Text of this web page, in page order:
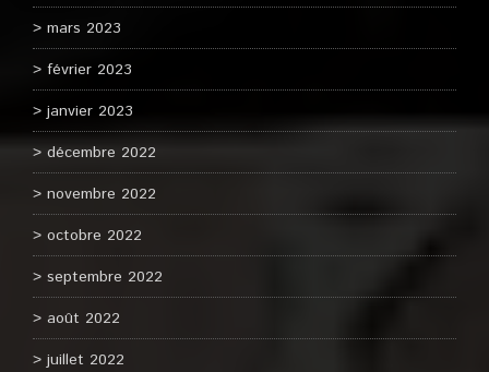
mars 2023
février 2023
janvier 2023
décembre 2022
novembre 2022
octobre 2022
septembre 2022
août 2022
juillet 2022